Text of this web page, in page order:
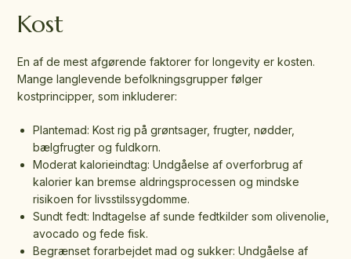
Kost
En af de mest afgørende faktorer for longevity er kosten.
Mange langlevende befolkningsgrupper følger
kostprincipper, som inkluderer:
Plantemad: Kost rig på grøntsager, frugter, nødder,
bælgfrugter og fuldkorn.
Moderat kalorieindtag: Undgåelse af overforbrug af
kalorier kan bremse aldringsprocessen og mindske
risikoen for livsstilssygdomme.
Sundt fedt: Indtagelse af sunde fedtkilder som olivenolie,
avocado og fede fisk.
Begrænset forarbejdet mad og sukker: Undgåelse af